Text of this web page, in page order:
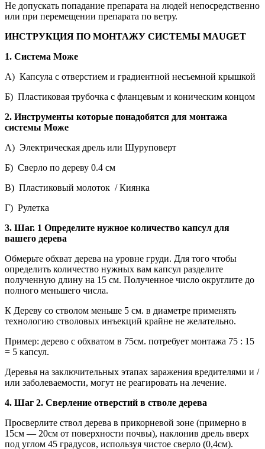
Не допускать попадание препарата на людей непосредственно
или при перемещении препарата по ветру.
ИНСТРУКЦИЯ ПО МОНТАЖУ СИСТЕМЫ MAUGET
1. Система Може
А) Капсула с отверстием и градиентной несъемной крышкой
Б) Пластиковая трубочка с фланцевым и коническим концом
2. Инструменты которые понадобятся для монтажа
системы Може
А) Электрическая дрель или Шуруповерт
Б) Сверло по дереву 0.4 см
В) Пластиковый молоток / Киянка
Г) Рулетка
3. Шаг. 1 Определите нужное количество капсул для
вашего дерева
Обмерьте обхват дерева на уровне груди. Для того чтобы
определить количество нужных вам капсул разделите
полученную длину на 15 см. Полученное число округлите до
полного меньшего числа.
К Дереву со стволом меньше 5 см. в диаметре применять
технологию стволовых инъекций крайне не желательно.
Пример: дерево с обхватом в 75см. потребует монтажа 75 : 15
= 5 капсул.
Деревья на заключительных этапах заражения вредителями и /
или заболеваемости, могут не реагировать на лечение.
4. Шаг 2. Сверление отверстий в стволе дерева
Просверлите ствол дерева в прикорневой зоне (примерно в
15см — 20см от поверхности почвы), наклонив дрель вверх
под углом 45 градусов, используя чистое сверло (0,4см).